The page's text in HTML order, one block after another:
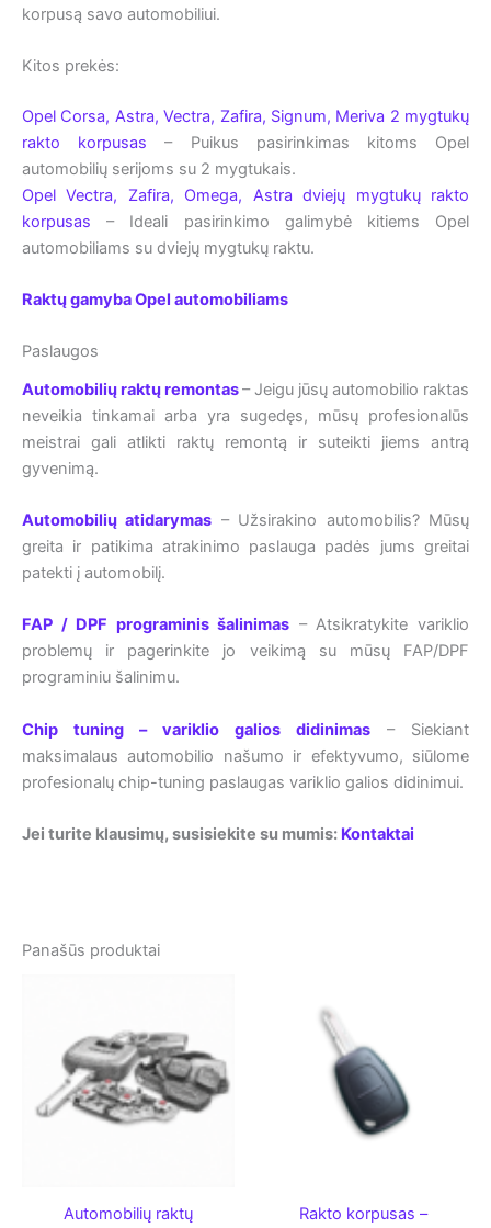
korpusą savo automobiliui.
Kitos prekės:
Opel Corsa, Astra, Vectra, Zafira, Signum, Meriva 2 mygtukų
rakto korpusas – Puikus pasirinkimas kitoms Opel
automobilių serijoms su 2 mygtukais.
Opel Vectra, Zafira, Omega, Astra dviejų mygtukų rakto
korpusas – Ideali pasirinkimo galimybė kitiems Opel
automobiliams su dviejų mygtukų raktu.
Raktų gamyba Opel automobiliams
Paslaugos
Automobilių raktų remontas– Jeigu jūsų automobilio raktas
neveikia tinkamai arba yra sugedęs, mūsų profesionalūs
meistrai gali atlikti raktų remontą ir suteikti jiems antrą
gyvenimą.
Automobilių atidarymas – Užsirakino automobilis? Mūsų
greita ir patikima atrakinimo paslauga padės jums greitai
patekti į automobilį.
FAP / DPF programinis šalinimas – Atsikratykite variklio
problemų ir pagerinkite jo veikimą su mūsų FAP/DPF
programiniu šalinimu.
Chip tuning – variklio galios didinimas – Siekiant
maksimalaus automobilio našumo ir efektyvumo, siūlome
profesionalų chip-tuning paslaugas variklio galios didinimui.
Jei turite klausimų, susisiekite su mumis: Kontaktai
Panašūs produktai
Automobilių raktų
Rakto korpusas –